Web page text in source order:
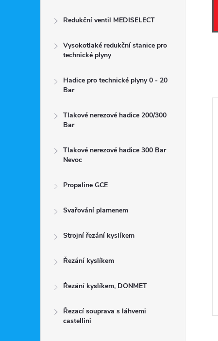
Redukční ventil MEDISELECT
Vysokotlaké redukční stanice pro
technické plyny
Hadice pro technické plyny 0 - 20
Bar
Tlakové nerezové hadice 200/300
Bar
Tlakové nerezové hadice 300 Bar
Nevoc
Propaline GCE
Svařování plamenem
Strojní řezání kyslíkem
Řezání kyslíkem
Řezání kyslíkem, DONMET
Řezací souprava s láhvemi
castellini